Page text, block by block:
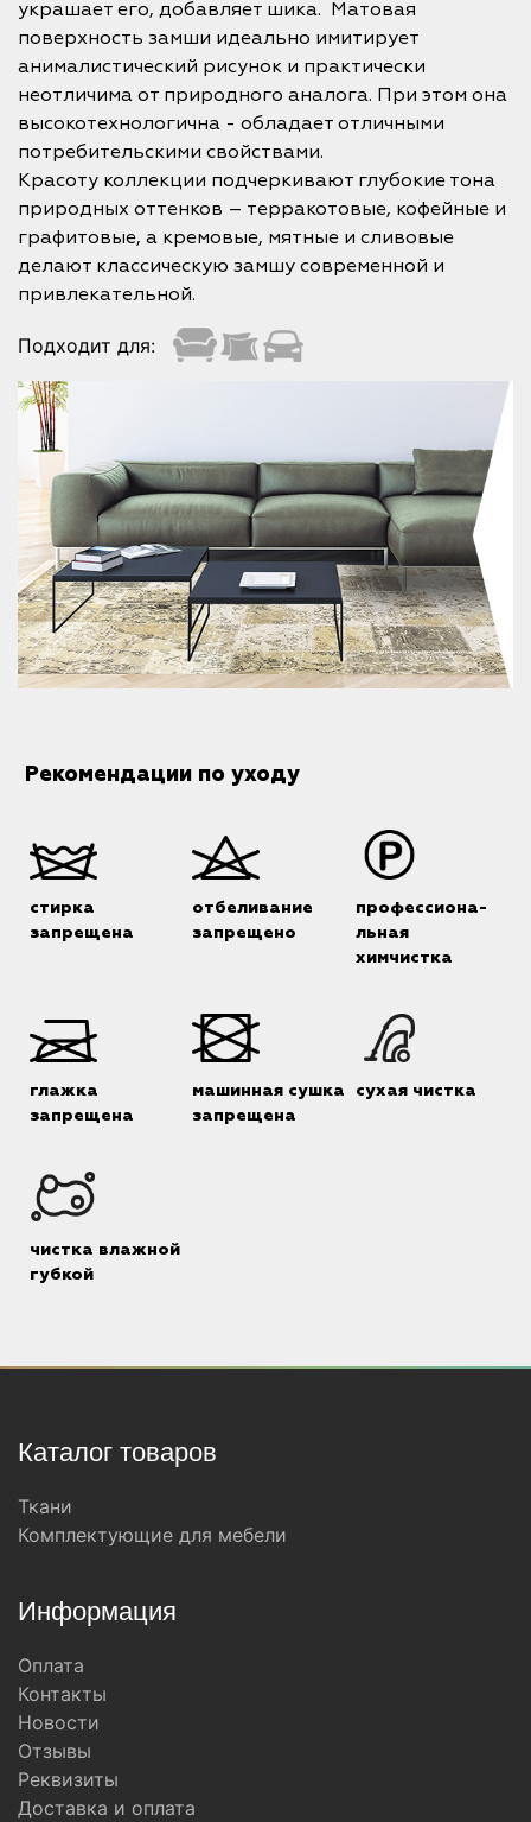
украшает его, добавляет шика. Матовая
поверхность замши идеально имитирует
анималистический рисунок и практически
неотличима от природного аналога. При этом она
высокотехнологична - обладает отличными
потребительскими свойствами.
Красоту коллекции подчеркивают глубокие тона
природных оттенков – терракотовые, кофейные и
графитовые, а кремовые, мятные и сливовые
делают классическую замшу современной и
привлекательной.
Подходит для:
Рекомендации по уходу
стирка
запрещена
отбеливание
запрещено
профессиона-
льная
химчистка
глажка
запрещена
машинная сушка
запрещена
сухая чистка
чистка влажной
губкой
Каталог товаров
Ткани
Комплектующие для мебели
Информация
Оплата
Контакты
Новости
Отзывы
Реквизиты
Доставка и оплата